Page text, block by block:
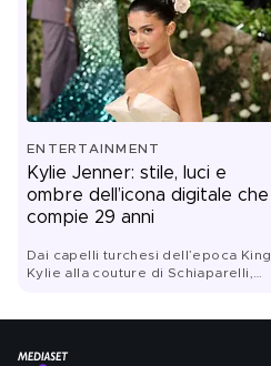
ENTERTAINMENT
Kylie Jenner: stile, luci e
ombre dell’icona digitale che
compie 29 anni
Dai capelli turchesi dell’epoca King
Kylie alla couture di Schiaparelli,
compleanno. Ritratto di una star